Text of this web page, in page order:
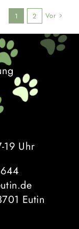
1 2 Vor
19 Uhr
Eutin